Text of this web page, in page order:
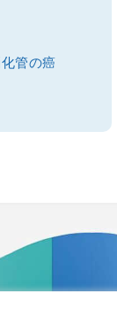
管の癌
。